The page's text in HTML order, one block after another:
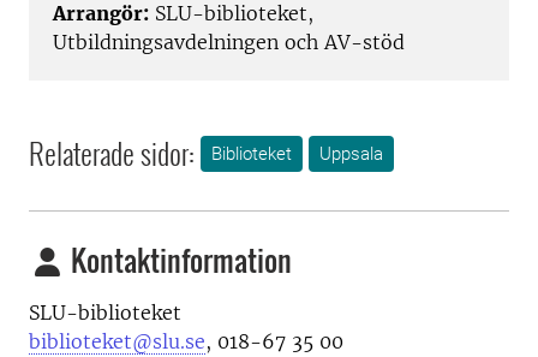
Arrangör: SLU-biblioteket,
Utbildningsavdelningen och AV-stöd
Relaterade sidor: Biblioteket Uppsala
Kontaktinformation
SLU-biblioteket
biblioteket@slu.se, 018-67 35 00